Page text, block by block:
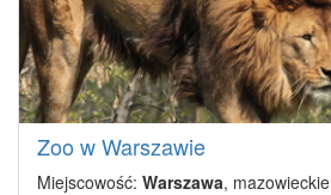
Zoo w Warszawie
Miejscowość: Warszawa, mazowieckie